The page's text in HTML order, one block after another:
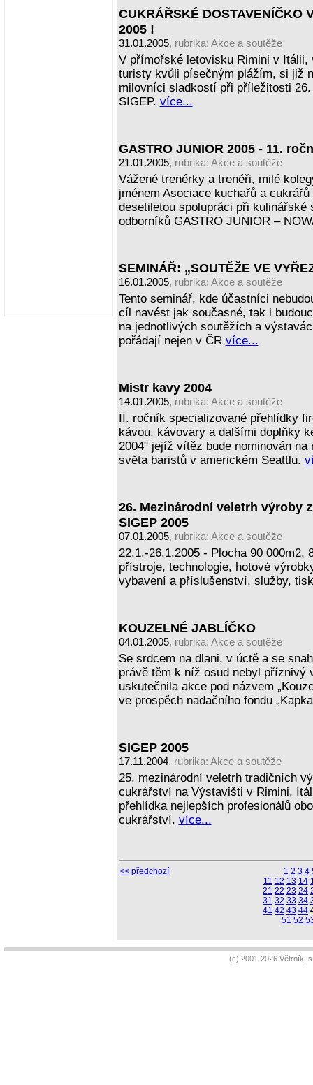
CUKRÁŘSKÉ DOSTAVENÍČKO
2005 !
31.01.2005, rubrika: Akce a soutěže
V přímořské letovisku Rimini v Itálii,
turisty kvůli písečným plážím, si již
milovníci sladkostí při příležitosti
SIGEP. více...
GASTRO JUNIOR 2005 - 11.
21.01.2005, rubrika: Akce a soutěže
Vážené trenérky a trenéři, milé
jménem Asociace kuchařů a
desetiletou spolupráci při kulinářské
odborníků GASTRO JUNIOR –
SEMINÁŘ: „SOUTĚŽE VE
16.01.2005, rubrika: Akce a soutěže
Tento seminář, kde účastníci
cíl navést jak současné, tak i
na jednotlivých soutěžích a
pořádají nejen v ČR více...
Mistr kavy 2004
14.01.2005, rubrika: Akce a soutěže
II. ročník specializované přehlídky
kávou, kávovary a dalšími doplňky
2004" jejíž vítěz bude nominován
světa baristů v americkém Seattlu.
26. Mezinárodní veletrh výroby
SIGEP 2005
07.01.2005, rubrika: Akce a soutěže
22.1.-26.1.2005 - Plocha 90 000m2,
přístroje, technologie, hotové
vybavení a příslušenství, služby,
KOUZELNÉ JABLÍČKO
04.01.2005, rubrika: Akce a soutěže
Se srdcem na dlani, v úctě a se
právě těm k níž osud nebyl příznivý
uskutečnila akce pod názvem
ve prospěch nadačního fondu
SIGEP 2005
17.11.2004, rubrika: Akce a soutěže
25. mezinárodní veletrh tradičních
cukrářství na Výstavišti v Rimini,
přehlídka nejlepších profesionálů
cukrářství. více...
<< předchozí 1 2 3 4
11 12 13 14
21 22 23 24
31 32 33 34
41 42 43 44
51 52
(c) 2001-2026 Větrník,